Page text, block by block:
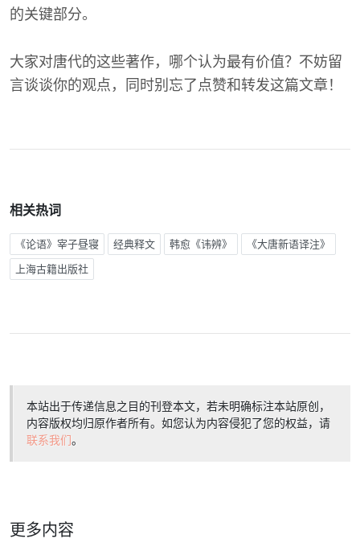
的关键部分。
大家对唐代的这些著作，哪个认为最有价值？不妨留
言谈谈你的观点，同时别忘了点赞和转发这篇文章！
相关热词
《论语》宰子昼寝 经典释文 韩愈《讳辨》 《大唐新语译注》
上海古籍出版社
本站出于传递信息之目的刊登本文，若未明确标注本站原创，
内容版权均归原作者所有。如您认为内容侵犯了您的权益，请
联系我们。
更多内容